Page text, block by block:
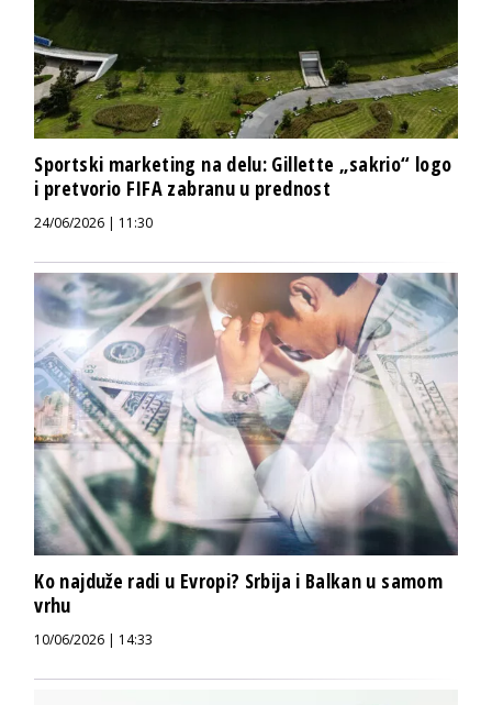
Sportski marketing na delu: Gillette „sakrio“ logo
i pretvorio FIFA zabranu u prednost
24/06/2026 | 11:30
Ko najduže radi u Evropi? Srbija i Balkan u samom
vrhu
10/06/2026 | 14:33